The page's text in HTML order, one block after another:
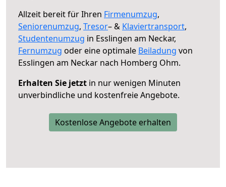
Allzeit bereit für Ihren Firmenumzug,
Seniorenumzug, Tresor– & Klaviertransport,
Studentenumzug in Esslingen am Neckar,
Fernumzug oder eine optimale Beiladung von
Esslingen am Neckar nach Homberg Ohm.
Erhalten Sie jetzt in nur wenigen Minuten
unverbindliche und kostenfreie Angebote.
Kostenlose Angebote erhalten